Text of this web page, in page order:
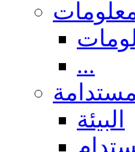
...
البيئة